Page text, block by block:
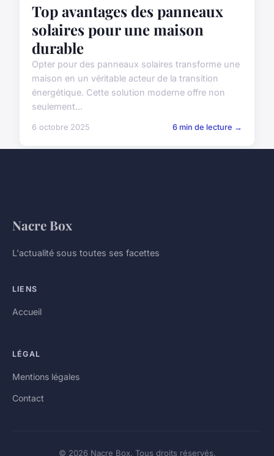
Top avantages des panneaux
solaires pour une maison
durable
Opter pour des panneaux solaires transforme une
maison en un véritable acteur de la transition
énergétique. Cette solution moderne offre non
seulement...
6 octobre 2025 6 min de lecture →
Nacre Box
L'actualité sous toutes ses facettes
LIENS
Accueil
LÉGAL
Mentions légales
Contact
© 2026 Nacre Box. Tous droits réservés.